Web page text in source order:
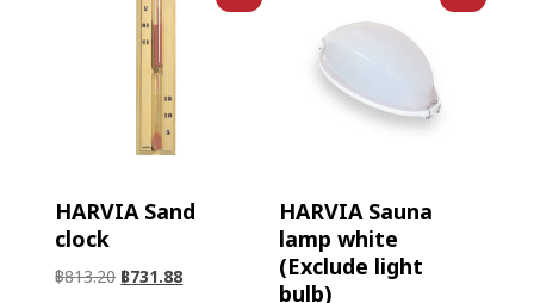
HARVIA Sand
clock
฿813.20฿731.88
HARVIA Sauna
lamp white
(Exclude light
bulb)